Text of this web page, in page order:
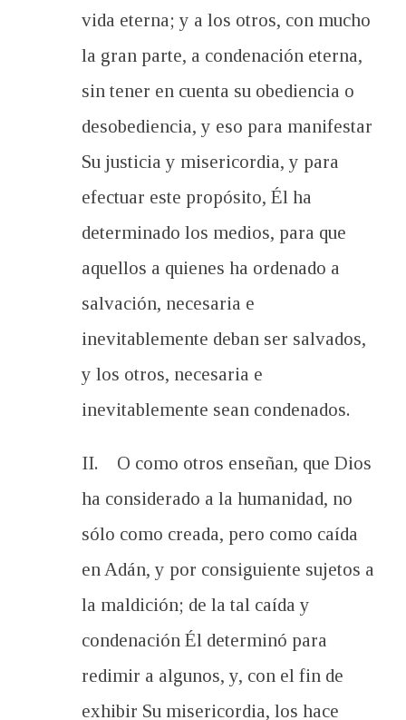
vida eterna; y a los otros, con mucho
la gran parte, a condenación eterna,
sin tener en cuenta su obediencia o
desobediencia, y eso para manifestar
Su justicia y misericordia, y para
efectuar este propósito, Él ha
determinado los medios, para que
aquellos a quienes ha ordenado a
salvación, necesaria e
inevitablemente deban ser salvados,
y los otros, necesaria e
inevitablemente sean condenados.
II. O como otros enseñan, que Dios
ha considerado a la humanidad, no
sólo como creada, pero como caída
en Adán, y por consiguiente sujetos a
la maldición; de la tal caída y
condenación Él determinó para
redimir a algunos, y, con el fin de
exhibir Su misericordia, los hace